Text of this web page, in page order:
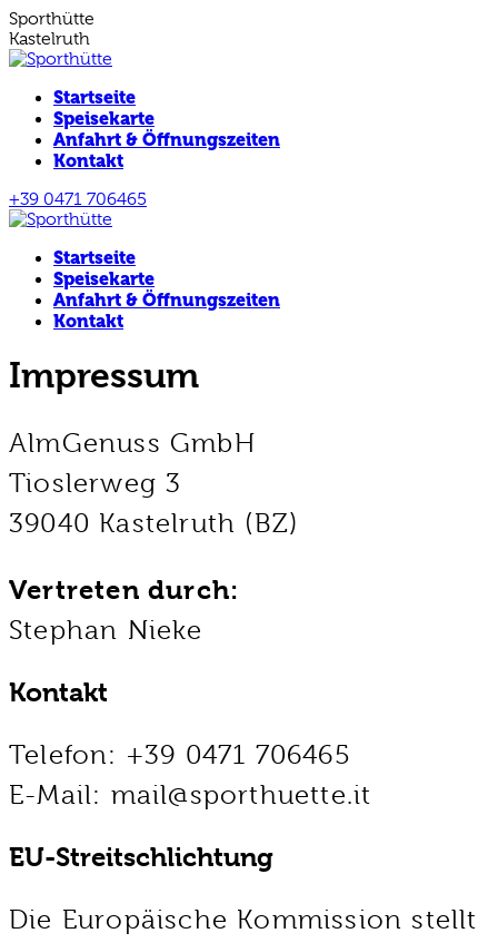
Zum
Inhalt
springen
Sporthütte
Kastelruth
Startseite
Speisekarte
Anfahrt & Öffnungszeiten
Kontakt
+39 0471 706465
E-
page
opens
new
Facebook
opens
new
window
Instagram
opens
new
window
Startseite
Speisekarte
Anfahrt & Öffnungszeiten
Kontakt
Impressum
AlmGenuss GmbH
Tioslerweg 3
39040 Kastelruth (BZ)
Vertreten durch:
Stephan Nieke
Kontakt
Telefon: +39 0471 706465
E-Mail: mail@sporthuette.it
EU-Streitschlichtung
Die Europäische Kommission stellt